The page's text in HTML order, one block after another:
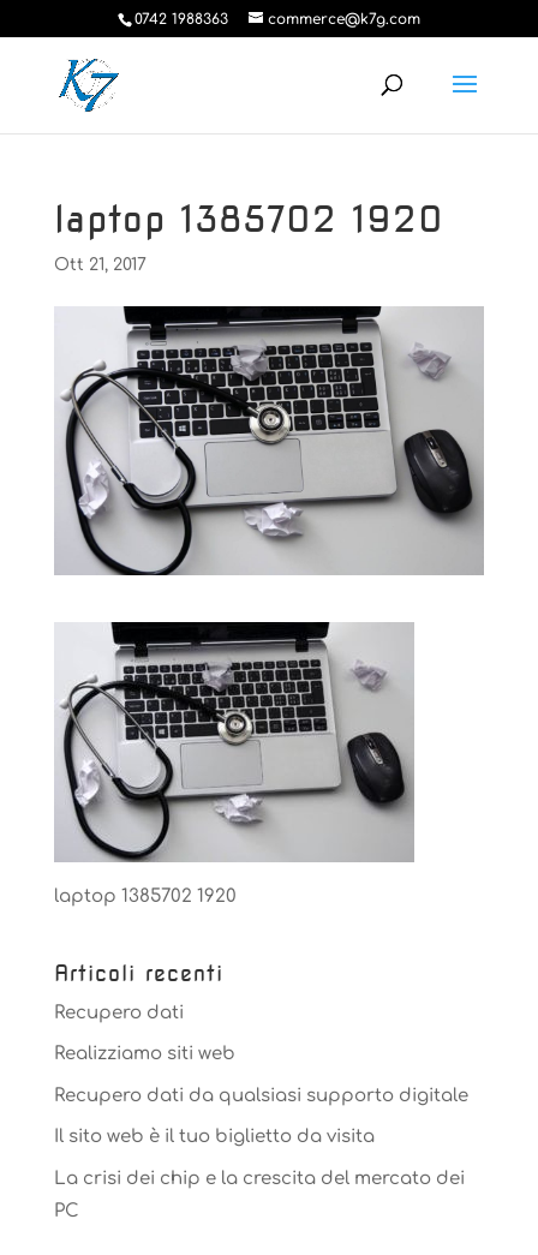
0742 1988363 commerce@k7g.com
laptop 1385702 1920
Ott 21, 2017
laptop 1385702 1920
Articoli recenti
Recupero dati
Realizziamo siti web
Recupero dati da qualsiasi supporto digitale
Il sito web è il tuo biglietto da visita
La crisi dei chip e la crescita del mercato dei
PC